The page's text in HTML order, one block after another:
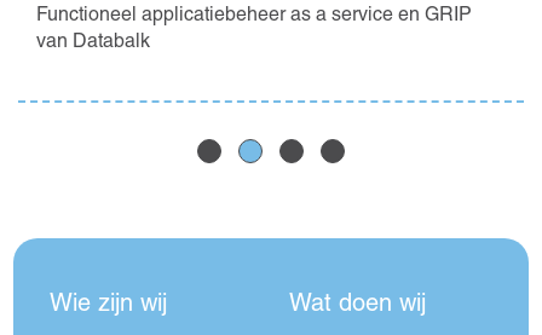
Functioneel applicatiebeheer as a service en GRIP
van Databalk
Wie zijn wij Wat doen wij